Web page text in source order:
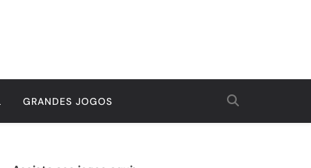
Um Jogo de Controle e Maturidade
o Resultado Esconde o Progresso
GRANDES JOGOS